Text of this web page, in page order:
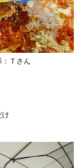
Ｔさん
け